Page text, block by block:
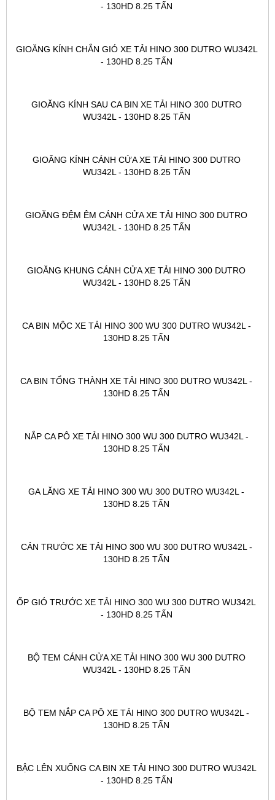
- 130HD 8.25 TẤN
GIOĂNG KÍNH CHẮN GIÓ XE TẢI HINO 300 DUTRO WU342L
- 130HD 8.25 TẤN
GIOĂNG KÍNH SAU CA BIN XE TẢI HINO 300 DUTRO
WU342L - 130HD 8.25 TẤN
GIOĂNG KÍNH CÁNH CỬA XE TẢI HINO 300 DUTRO
WU342L - 130HD 8.25 TẤN
GIOĂNG ĐỆM ÊM CÁNH CỬA XE TẢI HINO 300 DUTRO
WU342L - 130HD 8.25 TẤN
GIOĂNG KHUNG CÁNH CỬA XE TẢI HINO 300 DUTRO
WU342L - 130HD 8.25 TẤN
CA BIN MỘC XE TẢI HINO 300 WU 300 DUTRO WU342L -
130HD 8.25 TẤN
CA BIN TỔNG THÀNH XE TẢI HINO 300 DUTRO WU342L -
130HD 8.25 TẤN
NẮP CA PÔ XE TẢI HINO 300 WU 300 DUTRO WU342L -
130HD 8.25 TẤN
GA LĂNG XE TẢI HINO 300 WU 300 DUTRO WU342L -
130HD 8.25 TẤN
CẢN TRƯỚC XE TẢI HINO 300 WU 300 DUTRO WU342L -
130HD 8.25 TẤN
ỐP GIÓ TRƯỚC XE TẢI HINO 300 WU 300 DUTRO WU342L
- 130HD 8.25 TẤN
BỘ TEM CÁNH CỬA XE TẢI HINO 300 WU 300 DUTRO
WU342L - 130HD 8.25 TẤN
BỘ TEM NẮP CA PÔ XE TẢI HINO 300 DUTRO WU342L -
130HD 8.25 TẤN
BẬC LÊN XUỐNG CA BIN XE TẢI HINO 300 DUTRO WU342L
- 130HD 8.25 TẤN